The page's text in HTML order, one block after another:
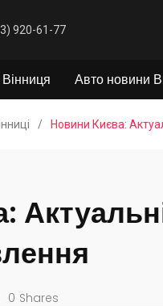
920-61-77
Авто новини
/ Новини Києва:
Shares
0